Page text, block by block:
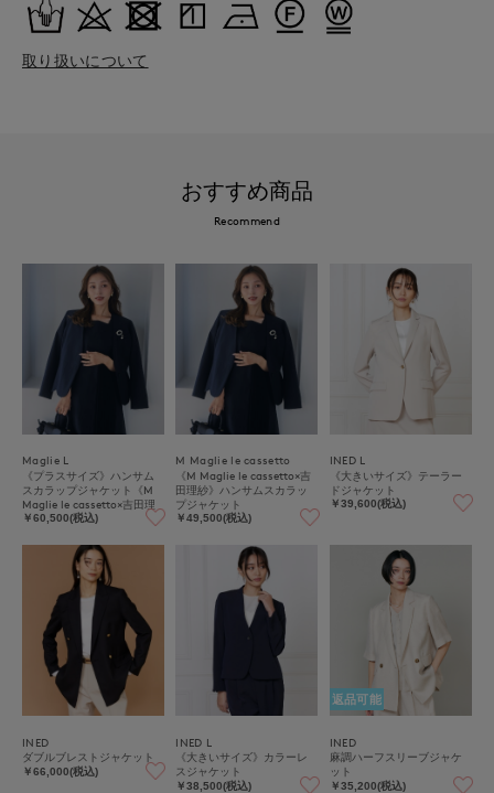
取り扱いについて
おすすめ商品
Recommend
Maglie L
《プラスサイズ》ハンサム
スカラップジャケット《M
Maglie le cassetto×吉田理
紗》
￥60,500(税込)
M Maglie le cassetto
《M Maglie le cassetto×吉
田理紗》ハンサムスカラッ
プジャケット
￥49,500(税込)
INED L
《大きいサイズ》テーラー
ドジャケット
￥39,600(税込)
INED
ダブルブレストジャケット
￥66,000(税込)
INED L
《大きいサイズ》カラーレ
スジャケット
￥38,500(税込)
返品可能
INED
麻調ハーフスリーブジャケ
ット
￥35,200(税込)